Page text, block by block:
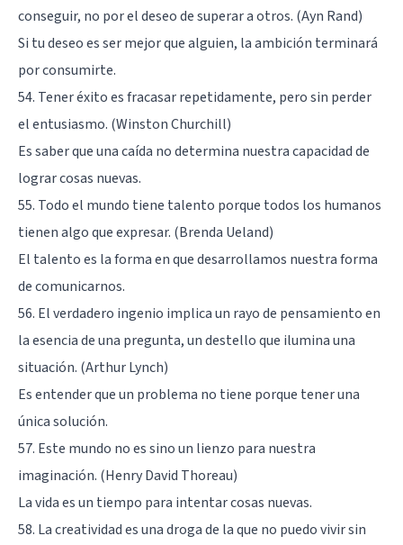
conseguir, no por el deseo de superar a otros. (Ayn Rand)
Si tu deseo es ser mejor que alguien, la ambición terminará
por consumirte.
54. Tener éxito es fracasar repetidamente, pero sin perder
el entusiasmo. (Winston Churchill)
Es saber que una caída no determina nuestra capacidad de
lograr cosas nuevas.
55. Todo el mundo tiene talento porque todos los humanos
tienen algo que expresar. (Brenda Ueland)
El talento es la forma en que desarrollamos nuestra forma
de comunicarnos.
56. El verdadero ingenio implica un rayo de pensamiento en
la esencia de una pregunta, un destello que ilumina una
situación. (Arthur Lynch)
Es entender que un problema no tiene porque tener una
única solución.
57. Este mundo no es sino un lienzo para nuestra
imaginación. (Henry David Thoreau)
La vida es un tiempo para intentar cosas nuevas.
58. La creatividad es una droga de la que no puedo vivir sin